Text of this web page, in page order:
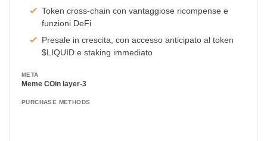
Token cross-chain con vantaggiose ricompense e
funzioni DeFi
Presale in crescita, con accesso anticipato al token
$LIQUID e staking immediato
META
Meme COin layer-3
PURCHASE METHODS